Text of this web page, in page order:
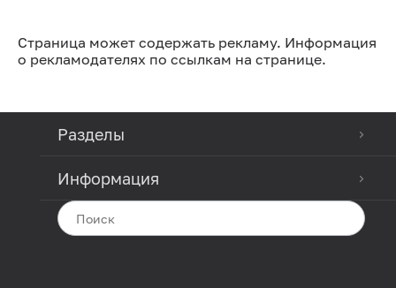
Страница может содержать рекламу. Информация
о рекламодателях по ссылкам на странице.
Разделы
Информация